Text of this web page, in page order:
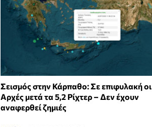
Σεισμός στην Κάρπαθο: Σε επιφυλακή οι
Αρχές μετά τα 5,2 Ρίχτερ – Δεν έχουν
αναφερθεί ζημιές